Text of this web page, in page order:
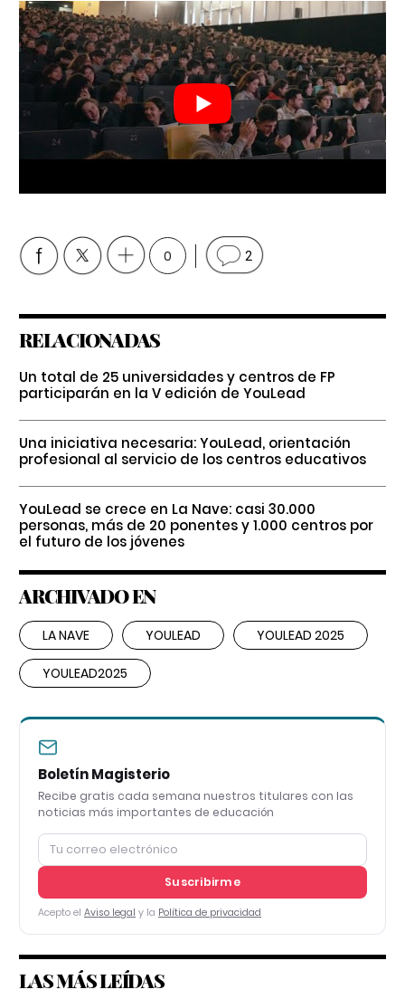
0 2
RELACIONADAS
Un total de 25 universidades y centros de FP
participarán en la V edición de YouLead
Una iniciativa necesaria: YouLead, orientación
profesional al servicio de los centros educativos
YouLead se crece en La Nave: casi 30.000
personas, más de 20 ponentes y 1.000 centros por
el futuro de los jóvenes
ARCHIVADO EN
LA NAVE YOULEAD YOULEAD 2025
YOULEAD2025
Boletín Magisterio
Recibe gratis cada semana nuestros titulares con las
noticias más importantes de educación
Suscribirme
Acepto el Aviso legal y la Política de privacidad
LAS MÁS LEÍDAS